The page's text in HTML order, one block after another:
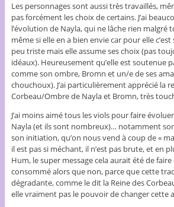
Les personnages sont aussi très travaillés,
pas forcément les choix de certains. J’ai
l’évolution de Nayla, qui ne lâche rien malgré
même si elle en a bien envie car pour elle c’est
peu triste mais elle assume ses choix (pas
idéaux). Heureusement qu’elle est soutenue
comme son ombre, Bromn et un/e de ses
chouchoux). J’ai particulièrement apprécié la
Corbeau/Ombre de Nayla et Bromn, très
J’ai moins aimé tous les viols pour faire
Nayla (et ils sont nombreux)… notamment
son initiation, qu’on nous vend à coup de «
il est pas si méchant, il n’est pas brute, et en
Hum, le super message cela aurait été de faire
consommé alors que non, parce que cette
dégradante, comme le dit la Reine des
elle vraiment pas le pouvoir de changer cette